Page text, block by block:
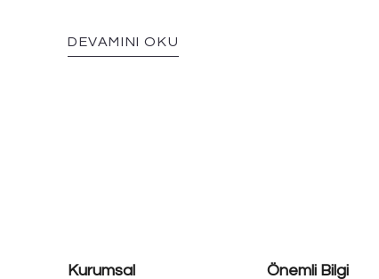
kadınlar hem de erkekler için ideal bir tercih
sunuyor. Peki, neden bir çelik kolye
DEVAMINI OKU
Kurumsal Önemli Bilgi